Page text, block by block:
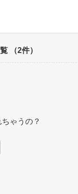
（2件）
ゃうの？